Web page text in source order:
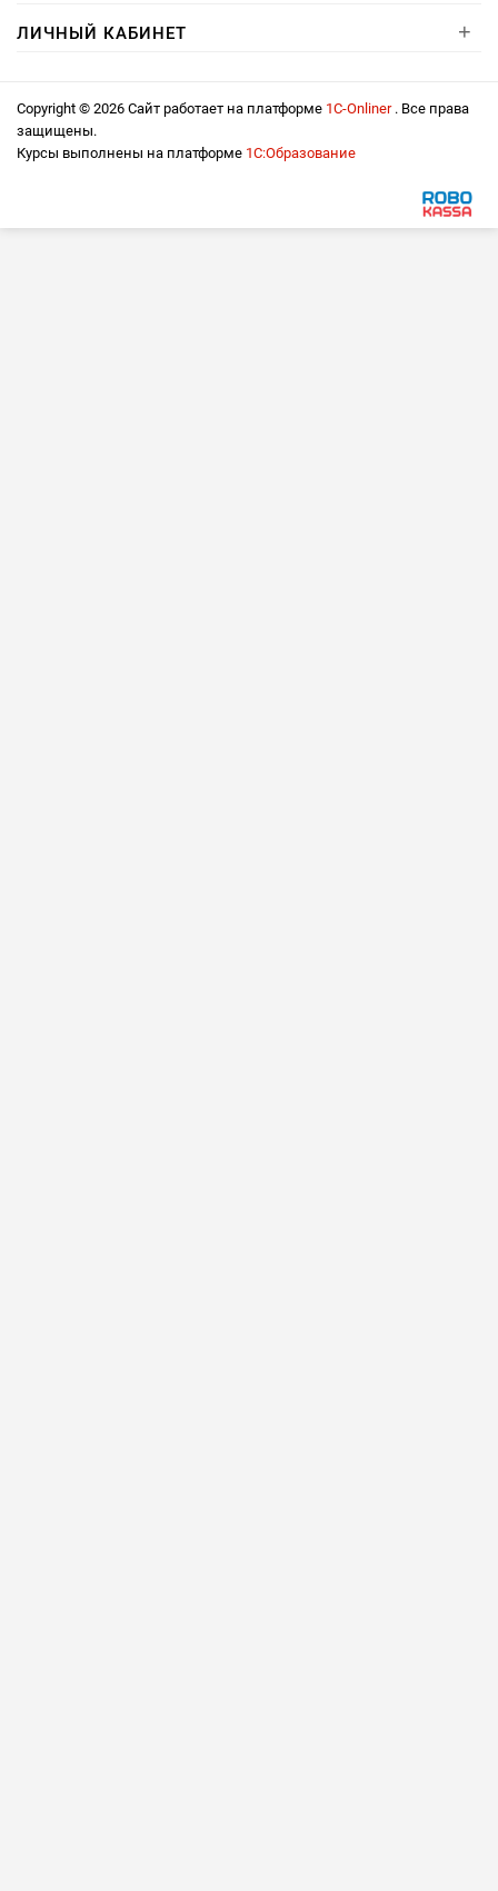
ЛИЧНЫЙ КАБИНЕТ +
Copyright © 2026 Сайт работает на платформе 1С-Onliner . Все права
защищены.
Курсы выполнены на платформе 1С:Образование